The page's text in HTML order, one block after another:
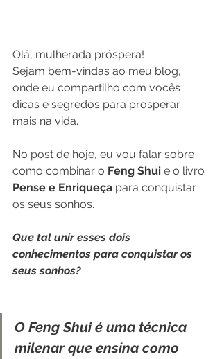
Olá, mulherada próspera!
Sejam bem-vindas ao meu blog,
onde eu compartilho com vocês
dicas e segredos para prosperar
mais na vida.
No post de hoje, eu vou falar sobre
como combinar o Feng Shui e o livro
Pense e Enriqueça para conquistar
os seus sonhos.
Que tal unir esses dois
conhecimentos para conquistar os
seus sonhos?
O Feng Shui é uma técnica
milenar que ensina como